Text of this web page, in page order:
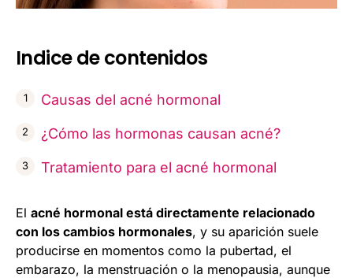
Indice de contenidos
Causas del acné hormonal
¿Cómo las hormonas causan acné?
Tratamiento para el acné hormonal
El acné hormonal está directamente relacionado
con los cambios hormonales, y su aparición suele
producirse en momentos como la pubertad, el
embarazo, la menstruación o la menopausia, aunque